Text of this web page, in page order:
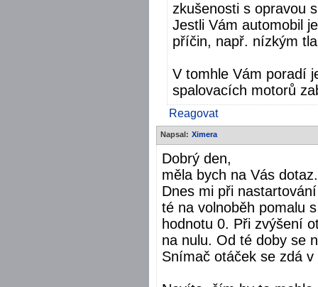
zkušenosti s opravou
Jestli Vám automobil
příčin, např. nízkým
V tomhle Vám poradí
spalovacích motorů
Reagovat
Napsal: Ximera
Dobrý den,
měla bych na Vás
Dnes mi při
té na volnoběh pomalu
hodnotu 0. Při zvýšení
na nulu. Od té doby se
Snímač otáček se zdá